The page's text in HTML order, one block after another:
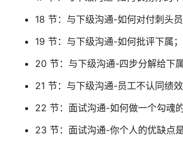
18 节：与下级沟通-如何对付刺头员
19 节：与下级沟通-如何批评下属；
20 节：与下级沟通-四步分解给下
21 节：与下级沟通-员工不认同绩
22 节：面试沟通-如何做一个勾魂的
23 节：面试沟通-你个人的优缺点是